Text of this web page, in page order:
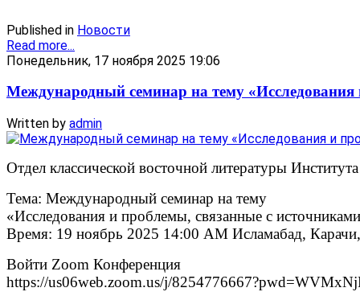
Published in Новости
Read more...
Понедельник, 17 ноября 2025 19:06
Международный семинар на тему
Written by admin
Отдел классической восточной литературы
Тема: Международный семинар на тему
«Исследования и проблемы, связанные с
Время: 19 ноябрь 2025 14:00 AM Исламабад,
Войти Zoom Конференция
https://us06web.zoom.us/j/